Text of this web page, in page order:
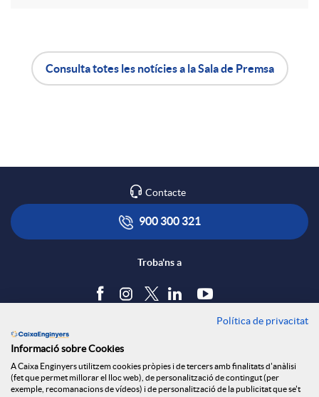
x
s
S
i
c
ó
a
Consulta totes les notícies a la Sala de Premsa
Contacte
900 300 321
Troba'ns a
Política de cookies
Avís legal
Política de privacitat
Informació sobre Cookies
A Caixa Enginyers utilitzem cookies pròpies i de tercers amb finalitats d'anàlisi
(fet que permet millorar el lloc web), de personalització de contingut (per
exemple, recomanacions de vídeos) i de personalització de la publicitat que se't